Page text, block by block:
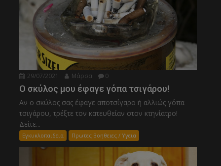
29/07/2021 Μάρσα 0
Ο σκύλος μου έφαγε γόπα τσιγάρου!
Αν ο σκύλος σας έφαγε αποτσίγαρο ή αλλιώς γόπα
τσιγάρου, τρέξτε τον κατευθείαν στον κτηνίατρο!
Δείτε...
Εγκυκλοπαιδεια Πρωτες Βοηθειες / Υγεια